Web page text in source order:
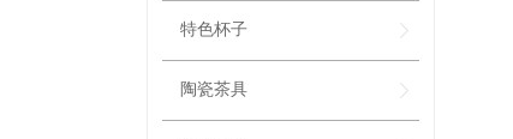
特色杯子
陶瓷茶具